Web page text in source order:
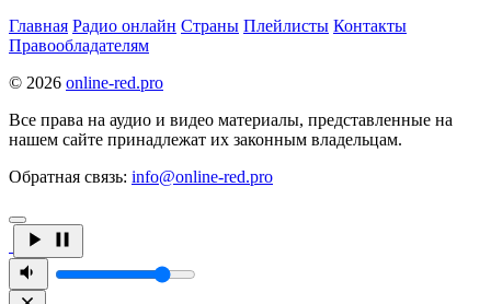
Главная Радио онлайн Страны Плейлисты Контакты
Правообладателям
© 2026 online-red.pro
Все права на аудио и видео материалы, представленные на
нашем сайте принадлежат их законным владельцам.
Обратная связь: info@online-red.pro